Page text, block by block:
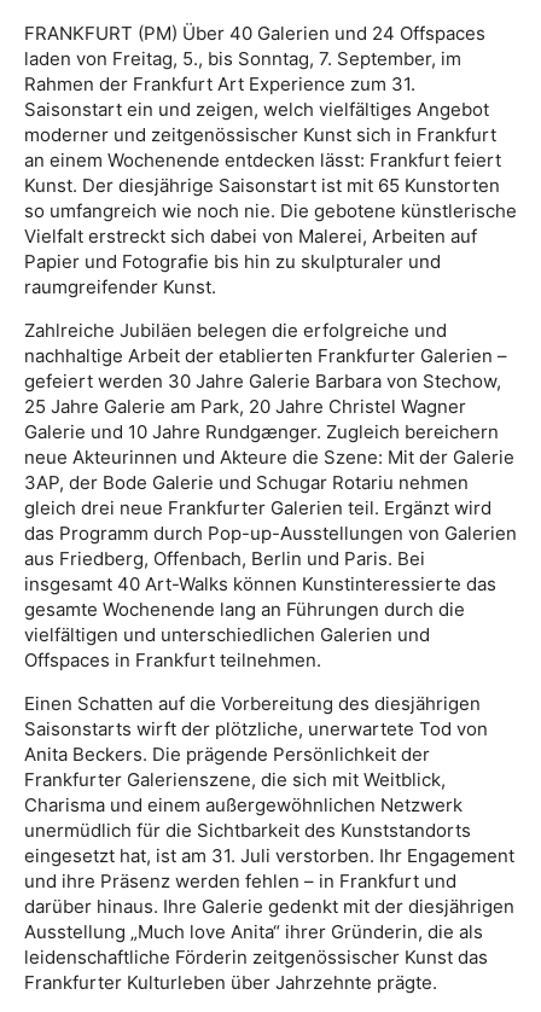
FRANKFURT (PM) Über 40 Galerien und 24 Offspaces
laden von Freitag, 5., bis Sonntag, 7. September, im
Rahmen der Frankfurt Art Experience zum 31.
Saisonstart ein und zeigen, welch vielfältiges Angebot
moderner und zeitgenössischer Kunst sich in Frankfurt
an einem Wochenende entdecken lässt: Frankfurt feiert
Kunst. Der diesjährige Saisonstart ist mit 65 Kunstorten
so umfangreich wie noch nie. Die gebotene künstlerische
Vielfalt erstreckt sich dabei von Malerei, Arbeiten auf
Papier und Fotografie bis hin zu skulpturaler und
raumgreifender Kunst.
Zahlreiche Jubiläen belegen die erfolgreiche und
nachhaltige Arbeit der etablierten Frankfurter Galerien –
gefeiert werden 30 Jahre Galerie Barbara von Stechow,
25 Jahre Galerie am Park, 20 Jahre Christel Wagner
Galerie und 10 Jahre Rundgænger. Zugleich bereichern
neue Akteurinnen und Akteure die Szene: Mit der Galerie
3AP, der Bode Galerie und Schugar Rotariu nehmen
gleich drei neue Frankfurter Galerien teil. Ergänzt wird
das Programm durch Pop-up-Ausstellungen von Galerien
aus Friedberg, Offenbach, Berlin und Paris. Bei
insgesamt 40 Art-Walks können Kunstinteressierte das
gesamte Wochenende lang an Führungen durch die
vielfältigen und unterschiedlichen Galerien und
Offspaces in Frankfurt teilnehmen.
Einen Schatten auf die Vorbereitung des diesjährigen
Saisonstarts wirft der plötzliche, unerwartete Tod von
Anita Beckers. Die prägende Persönlichkeit der
Frankfurter Galerienszene, die sich mit Weitblick,
Charisma und einem außergewöhnlichen Netzwerk
unermüdlich für die Sichtbarkeit des Kunststandorts
eingesetzt hat, ist am 31. Juli verstorben. Ihr Engagement
und ihre Präsenz werden fehlen – in Frankfurt und
darüber hinaus. Ihre Galerie gedenkt mit der diesjährigen
Ausstellung „Much love Anita“ ihrer Gründerin, die als
leidenschaftliche Förderin zeitgenössischer Kunst das
Frankfurter Kulturleben über Jahrzehnte prägte.